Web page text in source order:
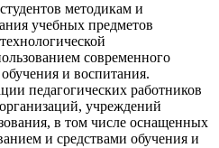
методикам и
учебных предметов
современного
и воспитания.
педагогических работников
учреждений
в том числе оснащенных
и средствами обучения и